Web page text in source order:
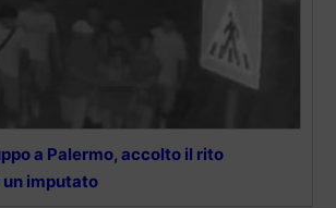
a Palermo, accolto il rito
imputato